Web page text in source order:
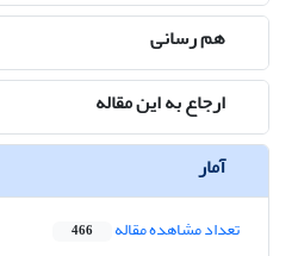
هم رسانی
ارجاع به این مقاله
آمار
تعداد مشاهده مقاله 466